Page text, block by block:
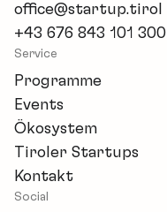
office@startup.tirol
+43 676 843 101 300
Service
Programme
Events
Ökosystem
Tiroler Startups
Kontakt
Social